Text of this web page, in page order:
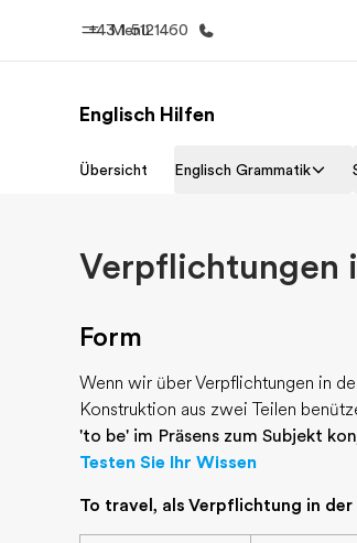
Menü
+43 1 5121460
Home
Englisch Hilfen
Übersicht Englisch Grammatik
Verpflichtungen
Form
Wenn wir über Verpflichtungen in
Konstruktion aus zwei Teilen
'to be' im Präsens zum Subjekt
Testen Sie Ihr Wissen
To travel, als Verpflichtung in